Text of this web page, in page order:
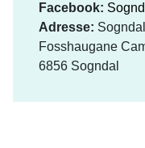
Facebook:
Adresse:
Fosshaugane
6856 Sogndal